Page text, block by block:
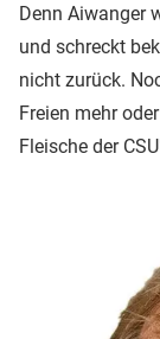
Denn Aiwanger
und schreckt
nicht zurück.
Freien mehr
Fleische der